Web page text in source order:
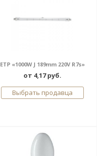
ETP «1000W J 189mm 220V R7s»
от 4,17 руб.
Выбрать продавца